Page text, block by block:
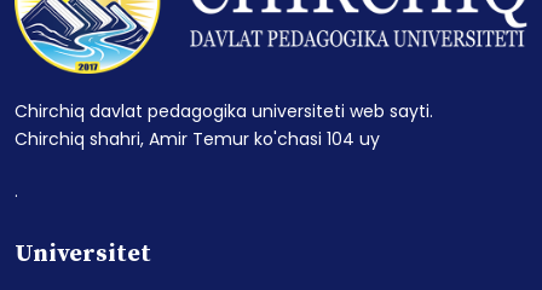
Chirchiq davlat pedagogika universiteti web sayti.
Chirchiq shahri, Amir Temur ko'chasi 104 uy
.
Universitet